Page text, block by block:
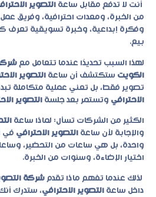
أنت لا تدفع مقابل ساعة التصوير
من الخبرة، ومعدات احترافية، وفريق
وفكرة إبداعية، وخبرة تسويقية تعرف
بيع.
لهذا السبب تحديدًا عندما تتعامل مع
الكويت ستكتشف أن ساعة التصوير
تصوير فقط، بل تعني عملية متكاملة
الاحترافي وتستمر بعد جلسة التصوير
الكثير من الشركات تسأل: لماذا ساعة
والإجابة لأن ساعة التصوير الاحترافي في
واحدة، بل هي ساعات من التحضير،
اختيار الإضاءة، وسنوات من الخبرة.
لذلك عندما تفهم ماذا تقدم شركة
داخل ساعة التصوير الاحترافي، ستدرك